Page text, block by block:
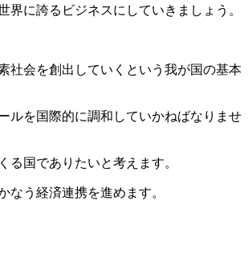
に誇るビジネスにしていきましょう。
社会を創出していくという我が国の基本
ルを国際的に調和していかねばなりませ
国でありたいと考えます。
う経済連携を進めます。